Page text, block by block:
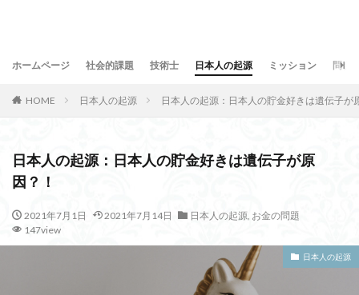
ホームページ 社会的課題 技術士 日本人の起源 ミッション 問合
HOME 日本人の起源 日本人の起源：日本人の貯金好きは遺伝子が
日本人の起源：日本人の貯金好きは遺伝子が原
因？！
2021年7月1日 2021年7月14日 日本人の起源, お金の問題
147view
日本人の起源